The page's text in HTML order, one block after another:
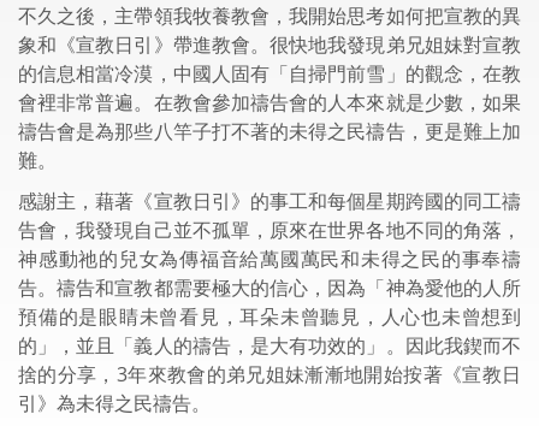
不久之後，主帶領我牧養教會，我開始思考如何把宣教的異
象和《宣教日引》帶進教會。很快地我發現弟兄姐妹對宣教
的信息相當冷漠，中國人固有「自掃門前雪」的觀念，在教
會裡非常普遍。在教會參加禱告會的人本來就是少數，如果
禱告會是為那些八竿子打不著的未得之民禱告，更是難上加
難。
感謝主，藉著《宣教日引》的事工和每個星期跨國的同工禱
告會，我發現自己並不孤單，原來在世界各地不同的角落，
神感動祂的兒女為傳福音給萬國萬民和未得之民的事奉禱
告。禱告和宣教都需要極大的信心，因為「神為愛他的人所
預備的是眼睛未曾看見，耳朵未曾聽見，人心也未曾想到
的」，並且「義人的禱告，是大有功效的」。因此我鍥而不
捨的分享，3年來教會的弟兄姐妹漸漸地開始按著《宣教日
引》為未得之民禱告。